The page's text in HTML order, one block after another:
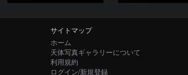
サイトマップ
ホーム
天体写真ギャラリーについて
利用規約
ログイン/新規登録